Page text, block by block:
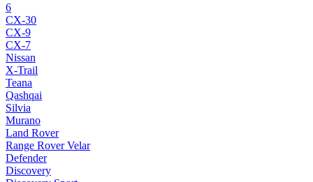
6
CX-30
CX-9
CX-7
Nissan
X-Trail
Teana
Qashqai
Silvia
Murano
Land Rover
Range Rover Velar
Defender
Discovery